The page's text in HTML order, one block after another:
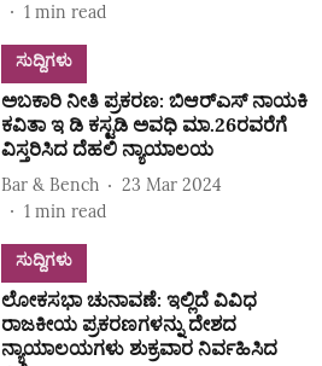
1 min read
ಸುದ್ದಿಗಳು
ಅಬಕಾರಿ ನೀತಿ ಪ್ರಕರಣ: ಬಿಆರ್‌ಎಸ್‌ ನಾಯಕಿ
ಕವಿತಾ ಇ ಡಿ ಕಸ್ಟಡಿ ಅವಧಿ ಮಾ.26ರವರೆಗೆ
ವಿಸ್ತರಿಸಿದ ದೆಹಲಿ ನ್ಯಾಯಾಲಯ
Bar & Bench
23 Mar 2024
1 min read
ಸುದ್ದಿಗಳು
ಲೋಕಸಭಾ ಚುನಾವಣೆ: ಇಲ್ಲಿದೆ ವಿವಿಧ
ರಾಜಕೀಯ ಪ್ರಕರಣಗಳನ್ನು ದೇಶದ
ನ್ಯಾಯಾಲಯಗಳು ಶುಕ್ರವಾರ ನಿರ್ವಹಿಸಿದ